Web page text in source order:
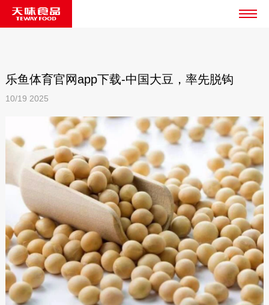
乐鱼体育官网app下载-中国大豆，率先脱钩
10/19 2025